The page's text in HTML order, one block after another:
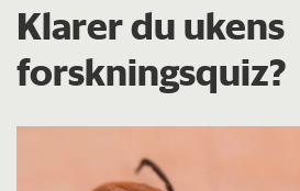
Klarer du ukens
forskningsquiz?